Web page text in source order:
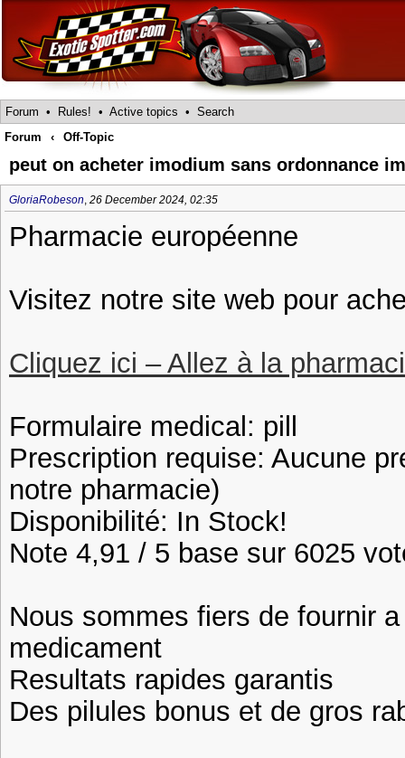
Forum • Rules! • Active topics • Search
Forum
‹ Off-Topic
peut on acheter imodium sans ordonnance
GloriaRobeson, 26 December 2024, 02:35
Pharmacie européenne
Visitez notre site web pour
Cliquez ici – Allez à la
Formulaire medical: pill
Prescription requise: Aucune
notre pharmacie)
Disponibilité: In Stock!
Note 4,91 / 5 base sur 6025
Nous sommes fiers de fournir
medicament
Resultats rapides garantis
Des pilules bonus et de gros